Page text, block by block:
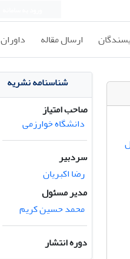
ارسال مقاله داوران
شناسنامه نشریه
صاحب امتیاز
دانشگاه خوارزمی
سردبیر
رضا اکبریان
مدیر مسئول
محمد حسین کریم
دوره انتشار